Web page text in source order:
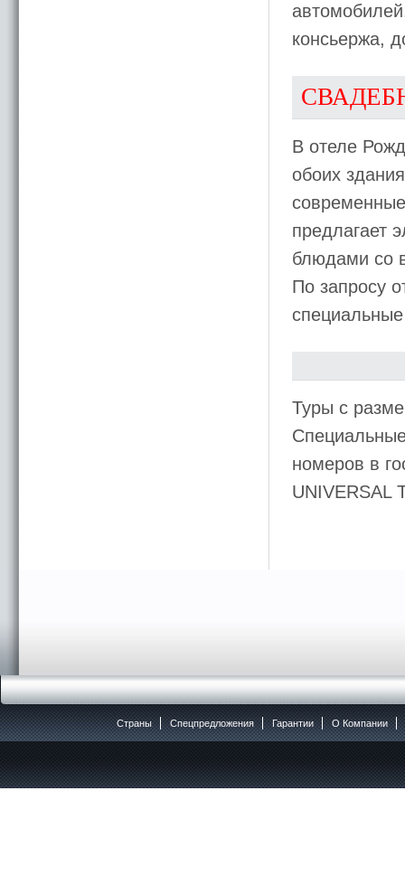
консьержа,
В отеле
обоих
предлагает
блюдами со
По запросу
Туры с
номеров в
UNIVERSAL
Страны Спецпредложения Гарантии O Компании